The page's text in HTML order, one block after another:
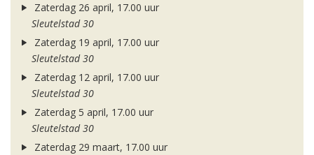
Zaterdag 26 april, 17.00 uur
Sleutelstad 30
Zaterdag 19 april, 17.00 uur
Sleutelstad 30
Zaterdag 12 april, 17.00 uur
Sleutelstad 30
Zaterdag 5 april, 17.00 uur
Sleutelstad 30
Zaterdag 29 maart, 17.00 uur